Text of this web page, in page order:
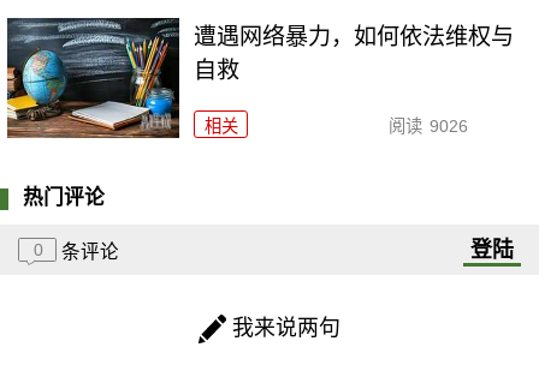
遭遇网络暴力，如何依法维权与
自救
相关 阅读 9026
热门评论
0 条评论 登陆
我来说两句